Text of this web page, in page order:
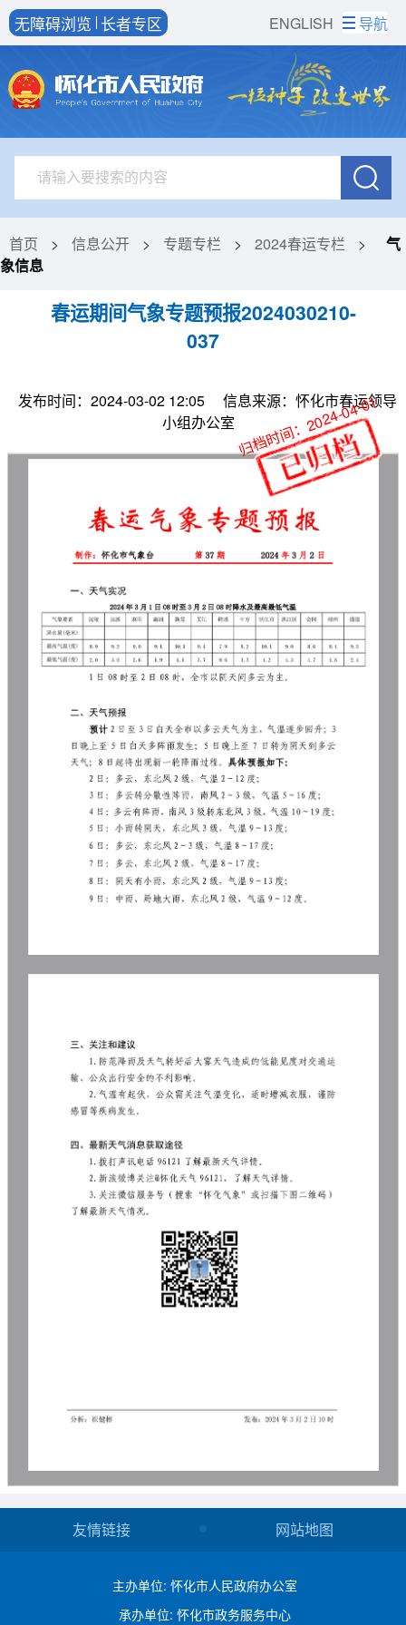
ENGLISH
无障碍浏览 长者专区 导航
首页 > 信息公开 > 专题专栏 > 2024春运专栏 >
气
象信息
春运期间气象专题预报2024030210-
037
发布时间：2024-03-02 12:05
信息来源：怀化市春运领导
小组办公室
友情链接 网站地图
主办单位: 怀化市人民政府办公室
承办单位: 怀化市政务服务中心
归档时间：2024-04-01